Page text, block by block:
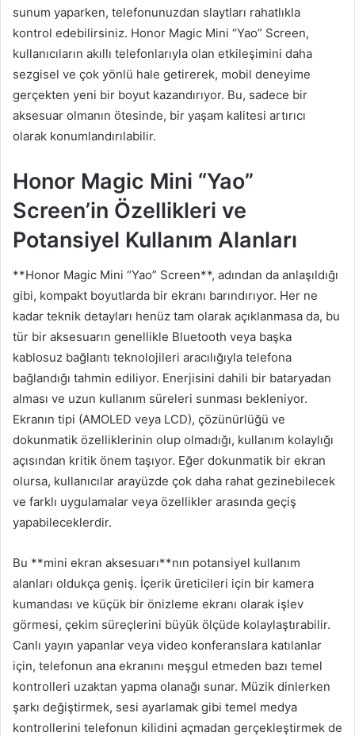
sunum yaparken, telefonunuzdan slaytları rahatlıkla
kontrol edebilirsiniz. Honor Magic Mini “Yao” Screen,
kullanıcıların akıllı telefonlarıyla olan etkileşimini daha
sezgisel ve çok yönlü hale getirerek, mobil deneyime
gerçekten yeni bir boyut kazandırıyor. Bu, sadece bir
aksesuar olmanın ötesinde, bir yaşam kalitesi artırıcı
olarak konumlandırılabilir.
Honor Magic Mini “Yao”
Screen’in Özellikleri ve
Potansiyel Kullanım Alanları
**Honor Magic Mini “Yao” Screen**, adından da anlaşıldığı
gibi, kompakt boyutlarda bir ekranı barındırıyor. Her ne
kadar teknik detayları henüz tam olarak açıklanmasa da, bu
tür bir aksesuarın genellikle Bluetooth veya başka
kablosuz bağlantı teknolojileri aracılığıyla telefona
bağlandığı tahmin ediliyor. Enerjisini dahili bir bataryadan
alması ve uzun kullanım süreleri sunması bekleniyor.
Ekranın tipi (AMOLED veya LCD), çözünürlüğü ve
dokunmatik özelliklerinin olup olmadığı, kullanım kolaylığı
açısından kritik önem taşıyor. Eğer dokunmatik bir ekran
olursa, kullanıcılar arayüzde çok daha rahat gezinebilecek
ve farklı uygulamalar veya özellikler arasında geçiş
yapabileceklerdir.
Bu **mini ekran aksesuarı**nın potansiyel kullanım
alanları oldukça geniş. İçerik üreticileri için bir kamera
kumandası ve küçük bir önizleme ekranı olarak işlev
görmesi, çekim süreçlerini büyük ölçüde kolaylaştırabilir.
Canlı yayın yapanlar veya video konferanslara katılanlar
için, telefonun ana ekranını meşgul etmeden bazı temel
kontrolleri uzaktan yapma olanağı sunar. Müzik dinlerken
şarkı değiştirmek, sesi ayarlamak gibi temel medya
kontrollerini telefonun kilidini açmadan gerçekleştirmek de